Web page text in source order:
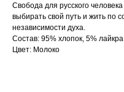
Свобода для русского
выбирать свой путь и жить по
независимости духа.
Состав: 95% хлопок, 5% лайкра
Цвет: Молоко